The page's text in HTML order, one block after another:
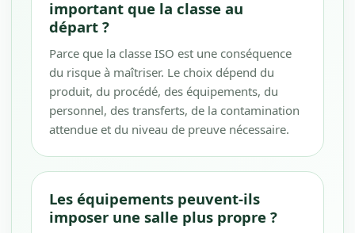
important que la classe au
départ ?
Parce que la classe ISO est une conséquence
du risque à maîtriser. Le choix dépend du
produit, du procédé, des équipements, du
personnel, des transferts, de la contamination
attendue et du niveau de preuve nécessaire.
Les équipements peuvent-ils
imposer une salle plus propre ?